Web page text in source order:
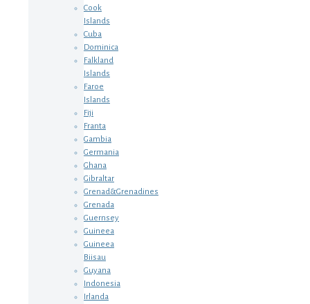
Cook
Islands
Cuba
Dominica
Falkland
Islands
Faroe
Islands
Fiji
Franta
Gambia
Germania
Ghana
Gibraltar
Grenad&Grenadines
Grenada
Guernsey
Guineea
Guineea
Biisau
Guyana
Indonesia
Irlanda